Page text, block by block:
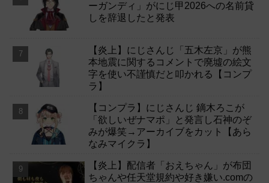
ーガンディ」がにじ甲2026への名前貸
しを辞退したと発表
【炎上】にじさんじ「五木左京」が熊
本地震に関するコメントで廃墟の絵文
字を使い不謹慎だと叩かれる【コンプ
ラ】
【コンプラ】にじさんじ 鏑木ろこが
「欲しいぜナマポ」と発言し石神のぞ
みが爆笑→アーカイブをカット【あら
なみマイクラ】
【炎上】配信者「おえちゃん」が布団
ちゃんや任天堂規約や好き嫌い.comの